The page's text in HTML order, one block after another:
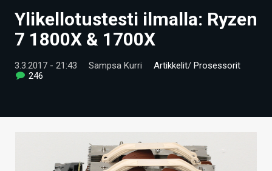
UUTISET
VIDEOT
Ylikellotustesti ilmalla: Ryzen
7 1800X & 1700X
3.3.2017 - 21:43 Sampsa Kurri Artikkelit/ Prosessorit
246